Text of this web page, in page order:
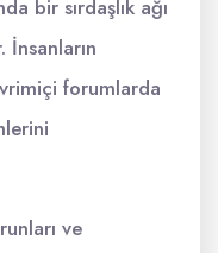
bir sırdaşlık ağı
İnsanların
forumlarda
ve